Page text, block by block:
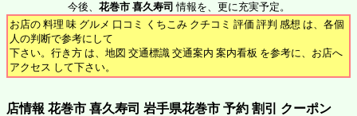
今後、 花巻市 喜久寿司 情報を、更に充実予定。
お店の 料理 味 グルメ 口コミ くちこみ クチコミ 評価 評判 感想 は、各個
人の判断で参考にして
下さい。行き方 は、地図 交通標識 交通案内 案内看板 を参考に、お店へ
アクセス して下さい。
店情報 花巻市 喜久寿司 岩手県花巻市 予約 割引 クーポン